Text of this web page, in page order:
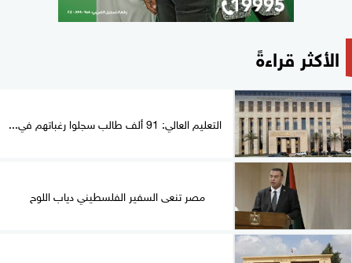
الأكثر قراءةً
التعليم العالي: 91 ألف طالب سجلوا رغباتهم في...
مصر تنعى السفير الفلسطيني دياب اللوح